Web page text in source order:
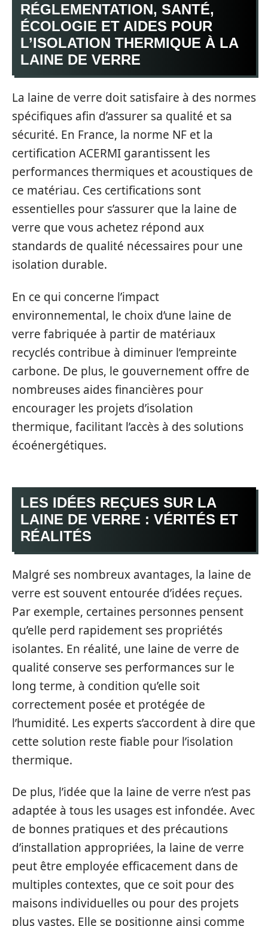
RÉGLEMENTATION, SANTÉ,
ÉCOLOGIE ET AIDES POUR
L’ISOLATION THERMIQUE À LA
LAINE DE VERRE
La laine de verre doit satisfaire à des normes
spécifiques afin d’assurer sa qualité et sa
sécurité. En France, la norme NF et la
certification ACERMI garantissent les
performances thermiques et acoustiques de
ce matériau. Ces certifications sont
essentielles pour s’assurer que la laine de
verre que vous achetez répond aux
standards de qualité nécessaires pour une
isolation durable.
En ce qui concerne l’impact
environnemental, le choix d’une laine de
verre fabriquée à partir de matériaux
recyclés contribue à diminuer l’empreinte
carbone. De plus, le gouvernement offre de
nombreuses aides financières pour
encourager les projets d’isolation
thermique, facilitant l’accès à des solutions
écoénergétiques.
LES IDÉES REÇUES SUR LA
LAINE DE VERRE : VÉRITÉS ET
RÉALITÉS
Malgré ses nombreux avantages, la laine de
verre est souvent entourée d’idées reçues.
Par exemple, certaines personnes pensent
qu’elle perd rapidement ses propriétés
isolantes. En réalité, une laine de verre de
qualité conserve ses performances sur le
long terme, à condition qu’elle soit
correctement posée et protégée de
l’humidité. Les experts s’accordent à dire que
cette solution reste fiable pour l’isolation
thermique.
De plus, l’idée que la laine de verre n’est pas
adaptée à tous les usages est infondée. Avec
de bonnes pratiques et des précautions
d’installation appropriées, la laine de verre
peut être employée efficacement dans de
multiples contextes, que ce soit pour des
maisons individuelles ou pour des projets
plus vastes. Elle se positionne ainsi comme